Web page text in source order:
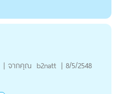
| จากคุณ b2natt | 8/5/2548